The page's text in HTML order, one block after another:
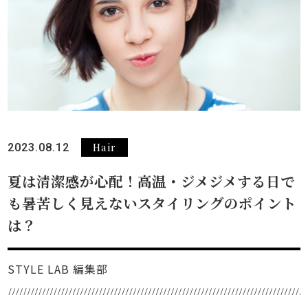
2023.08.12 Hair
夏は清潔感が心配！高温・ジメジメする日で
も暑苦しく見えないスタイリングのポイント
は？
STYLE LAB 編集部